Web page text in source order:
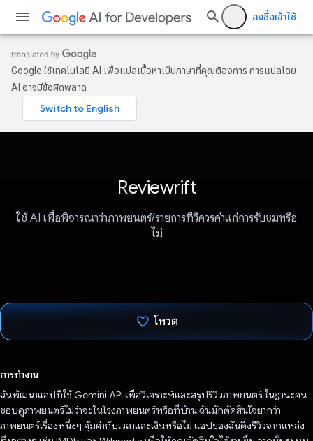
ลงชื่อเข้าใช้
Google ใช้เทคโนโลยี AI เพื่อแปลเนื้อหาเป็นภาษาที่คุณต้องการ การแปลโดย
AI อาจมีข้อผิดพลาด
Reviewrift
ใช้ AI เพื่อพิจารณาว่าภาพยนตร์/รายการทีวีควรค่าแก่การรับชมหรือ
ไม่
โหวต
การทำงาน
ฉันพัฒนาแอปที่ใช้ Gemini API เพื่อวิเคราะห์และสรุปรีวิวภาพยนตร์ ในฐานะคน
ชอบดูภาพยนตร์ไม่ว่าจะในโรงภาพยนตร์หรือที่บ้าน ฉันมักตัดสินใจยากว่า
ภาพยนตร์เรื่องหนึ่งๆ คุ้มค่ากับเวลาและเงินหรือไม่ แอปของฉันดึงรีวิวจากแหล่ง